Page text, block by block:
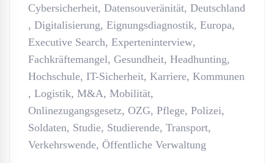
Cybersicherheit, Datensouveränität, Deutschland
, Digitalisierung, Eignungsdiagnostik, Europa,
Executive Search, Experteninterview,
Fachkräftemangel, Gesundheit, Headhunting,
Hochschule, IT-Sicherheit, Karriere, Kommunen
, Logistik, M&A, Mobilität,
Onlinezugangsgesetz, OZG, Pflege, Polizei,
Soldaten, Studie, Studierende, Transport,
Verkehrswende, Öffentliche Verwaltung